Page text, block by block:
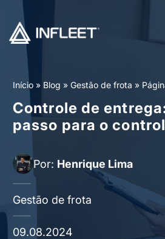
Início » Blog » Gestão de frota »
Controle de
passo para o
Por: Henrique Lima
Gestão de frota
09.08.2024